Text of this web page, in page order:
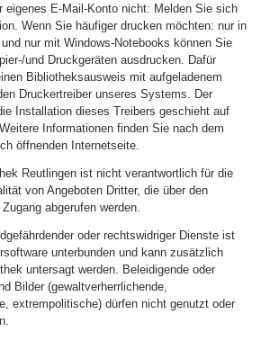
eigenes E-Mail-Konto nicht: Melden Sie sich
Wenn Sie häufiger drucken möchten: nur in
nur mit Windows-Notebooks können Sie
und Druckgeräten ausdrucken. Dafür
Bibliotheksausweis mit aufgeladenem
Druckertreiber unseres Systems. Der
Installation dieses Treibers geschieht auf
Informationen finden Sie nach dem
öffnenden Internetseite.
Reutlingen ist nicht verantwortlich für die
von Angeboten Dritter, die über den
abgerufen werden.
oder rechtswidriger Dienste ist
unterbunden und kann zusätzlich
untersagt werden. Beleidigende oder
Bilder (gewaltverherrlichende,
extrempolitische) dürfen nicht genutzt oder